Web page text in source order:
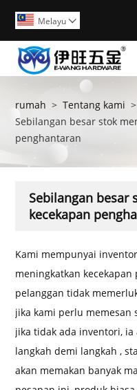
Melayu 
rumah > Tentang kami >
Sebilangan besar stok
penghantaran
Sebilangan besar
kecekapan
Kami mempunyai
meningkatkan
pelanggan tidak
jika kami perlu
jika tidak ada inventori,
langkah demi langkah ,
akan memakan banyak